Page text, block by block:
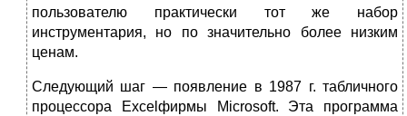
пользователю практически тот же набор
инструментария, но по значительно более низким
ценам.
Следующий шаг — появление в 1987 г. табличного
процессора Excelфирмы Microsoft. Эта программа